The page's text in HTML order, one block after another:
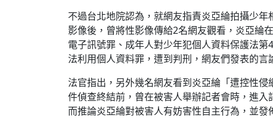
不過台北地院認為，就網友指責炎亞綸拍攝少
影像後，曾將性影像傳給2名網友觀看，炎亞綸
電子訊號罪、成年人對少年犯個人資料保護法
法利用個人資料罪，遭到判刑，網友們發表的言
法官指出，另外幾名網友看到炎亞綸「遭控性
件偵查終結前，曾在被害人舉辦記者會時，進
而推論炎亞綸對被害人有妨害性自主行為，並